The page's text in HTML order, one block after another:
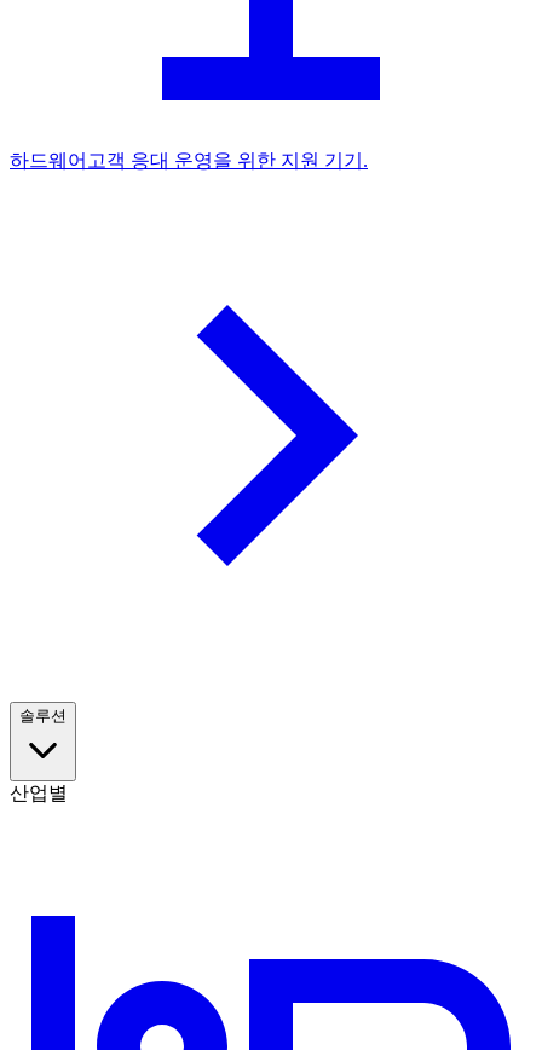
하드웨어 고객 응대 운영을 위한 지원 기기.
솔루션
산업별